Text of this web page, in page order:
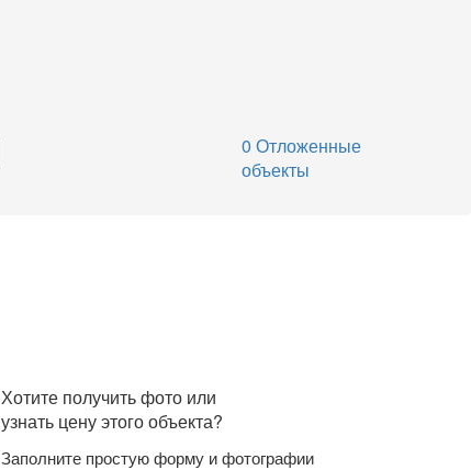
0 Отложенные
объекты
Хотите получить фото или
узнать цену этого объекта?
Заполните простую форму и фотографии